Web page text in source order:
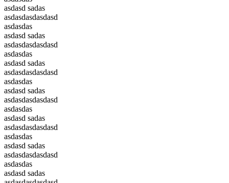
asdasd sadas
asdasdasdasdasd
asdasdas
asdasd sadas
asdasdasdasdasd
asdasdas
asdasd sadas
asdasdasdasdasd
asdasdas
asdasd sadas
asdasdasdasdasd
asdasdas
asdasd sadas
asdasdasdasdasd
asdasdas
asdasd sadas
asdasdasdasdasd
asdasdas
asdasd sadas